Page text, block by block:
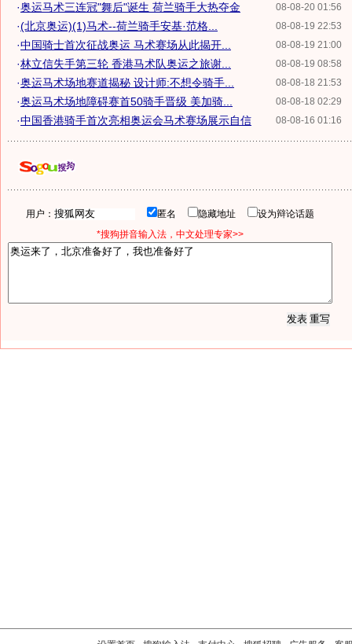
08-08-20 01:56
·奥运马术三连冠"舞后"诞生 荷兰骑手大热夺金
08-08-19 22:53
·(北京奥运)(1)马术--荷兰骑手安基·范格...
08-08-19 21:00
·中国骑士首次征战奥运 马术赛场从此揭开...
08-08-19 08:58
·林立信失手第三轮 香港马术队奥运之旅谢...
08-08-18 21:53
·奥运马术场地赛道揭秘 设计师:不想令骑手...
08-08-18 02:29
·奥运马术场地障碍赛首50骑手晋级 美加骑...
08-08-16 01:16
·中国香港骑手首次亮相奥运会马术赛场展示自信
用户： 匿名 隐藏地址
设为辩论话题
*搜狗拼音输入法，中文处理专家>>